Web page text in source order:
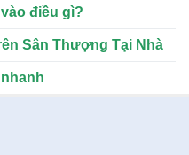
điều gì?
Sân Thượng Tại Nhà